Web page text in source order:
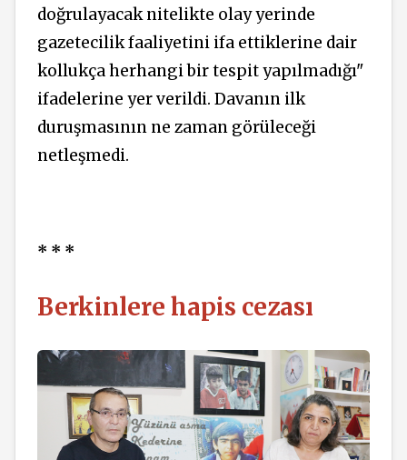
doğrulayacak nitelikte olay yerinde
gazetecilik faaliyetini ifa ettiklerine dair
kollukça herhangi bir tespit yapılmadığı"
ifadelerine yer verildi. Davanın ilk
duruşmasının ne zaman görüleceği
netleşmedi.
* * *
Berkinlere hapis cezası